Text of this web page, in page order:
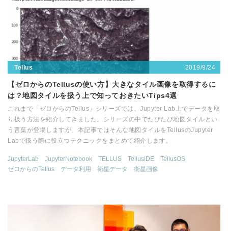
Tellus 2019/9/24
【ゼロからのTellusの使い方】大きなタイル画像を取得するに
は？地図タイルを扱う上で知っておきたいTips4選
これまで「ゼロからのTellus」シリーズでは、Jupyter Lab上でデータを取
り扱う方法を紹介してきました。シリーズの中でたびたび地図タイルとい
う言葉が登場しますが、本記事ではそんな地図タイルをTellusのJupyter
Labで扱う際に役立つテクニックをまとめて紹介します。
JupyterLab JupyterNotebook TELLUS TellusIDE
TellusOS
ゼロからのTellus
データ利用 衛星データ 衛星画像